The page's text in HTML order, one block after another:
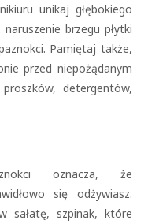
unikaj głębokiego
brzegu płytki
Pamiętaj także,
przed niepożądanym
detergentów,
oznacza, że
się odżywiasz.
sałatę, szpinak, które